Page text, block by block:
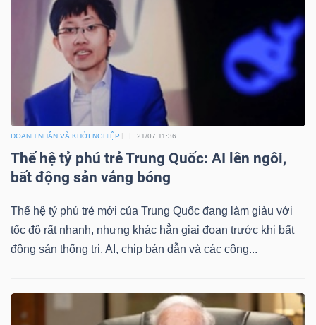
DOANH NHÂN VÀ KHỞI NGHIỆP 21/07 11:36
Thế hệ tỷ phú trẻ Trung Quốc: AI lên ngôi,
bất động sản vắng bóng
Thế hệ tỷ phú trẻ mới của Trung Quốc đang làm giàu với
tốc độ rất nhanh, nhưng khác hẳn giai đoạn trước khi bất
động sản thống trị. AI, chip bán dẫn và các công...